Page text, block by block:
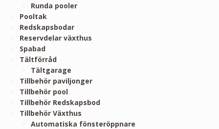
Runda pooler
Pooltak
Redskapsbodar
Reservdelar växthus
Spabad
Tältförråd
Tältgarage
Tillbehör paviljonger
Tillbehör pool
Tillbehör Redskapsbod
Tillbehör Växthus
Automatiska fönsteröppnare